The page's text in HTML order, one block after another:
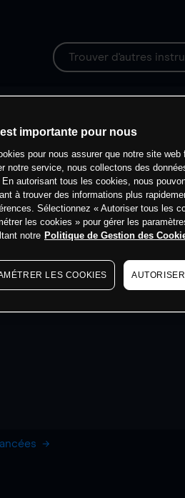
importante pour nous
pour nous assurer que notre site
notre service, nous collectons des
autorisant tous les cookies, nous
à trouver des informations plus
Sélectionnez « Autoriser tous les
les cookies » pour gérer les
notre Politique de Gestion des
LES COOKIES